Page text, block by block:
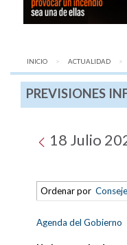
INICIO ACTUALIDAD
PREVISIONES
18 Julio
Ordenar por
Agenda del Gobierno